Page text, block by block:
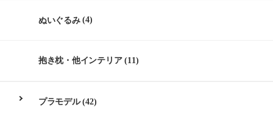
ぬいぐるみ(4)
抱き枕・他インテリア(11)
プラモデル(42)